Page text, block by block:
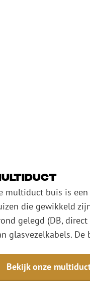
multiduct buis is
die gewikkeld
gelegd (DB,
glasvezelkabels.
Bekijk onze